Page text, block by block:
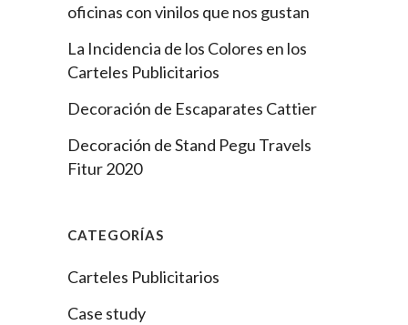
oficinas con vinilos que nos gustan
La Incidencia de los Colores en los
Carteles Publicitarios
Decoración de Escaparates Cattier
Decoración de Stand Pegu Travels
Fitur 2020
CATEGORÍAS
Carteles Publicitarios
Case study